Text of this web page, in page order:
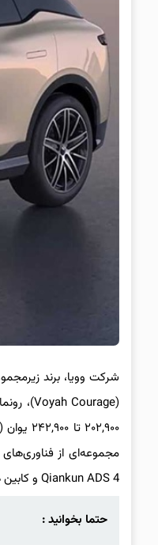
Qiankun ADS 4 و کابین هوشمند HarmonySpace 5 اشاره کرد.
حتما بخوانید :